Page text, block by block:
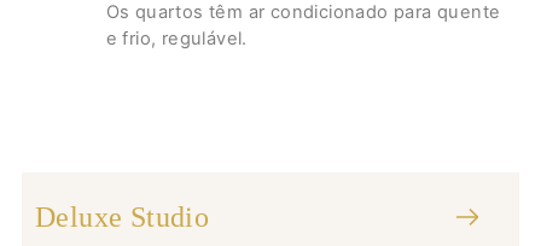
Os quartos têm ar condicionado para quente
e frio, regulável.
Deluxe Studio